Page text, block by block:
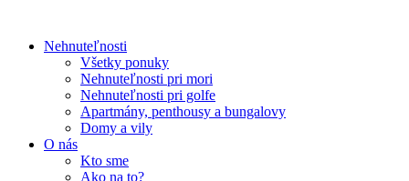
Nehnuteľnosti
Všetky ponuky
Nehnuteľnosti pri mori
Nehnuteľnosti pri golfe
Apartmány, penthousy a bungalovy
Domy a vily
O nás
Kto sme
Ako na to?